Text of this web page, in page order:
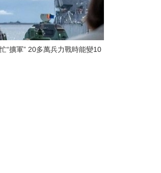
“擴軍” 20多萬兵力戰時能變10